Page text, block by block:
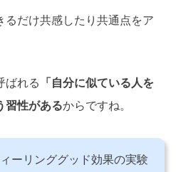
だけ共感したり共通点をア
ばれる 「自分に似ている人を
習性があるからですね。
ーリンググッド効果の実験